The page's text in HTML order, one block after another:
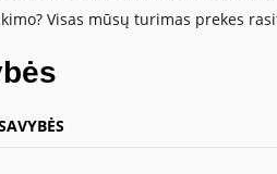
Visas mūsų turimas prekes